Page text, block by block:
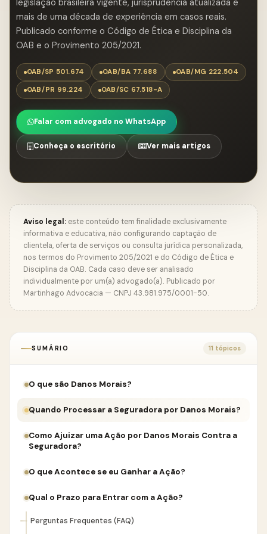
legislação brasileira vigente, jurisprudência atualizada e
mais de uma década de experiência em casos reais.
Publicado conforme o Código de Ética e Disciplina da
OAB e o Provimento 205/2021.
OAB/SP 501.674 OAB/BA 77.688
OAB/MG 222.504
OAB/PR 99.224
OAB/SC 67.518-A
Falar com advogado no WhatsApp
Conheça o escritório Ver mais artigos
Aviso legal: este conteúdo tem finalidade exclusivamente
informativa e educativa, não configurando captação de
clientela, oferta de serviços ou consulta jurídica personalizada,
nos termos do Provimento 205/2021 e do Código de Ética e
Disciplina da OAB. Cada caso deve ser analisado
individualmente por um(a) advogado(a). Publicado por
Martinhago Advocacia — CNPJ 43.981.975/0001-50.
SUMÁRIO 11 tópicos
O que são Danos Morais?
Quando Processar a Seguradora por Danos Morais?
Como Ajuizar uma Ação por Danos Morais Contra a
Seguradora?
O que Acontece se eu Ganhar a Ação?
Qual o Prazo para Entrar com a Ação?
Perguntas Frequentes (FAQ)